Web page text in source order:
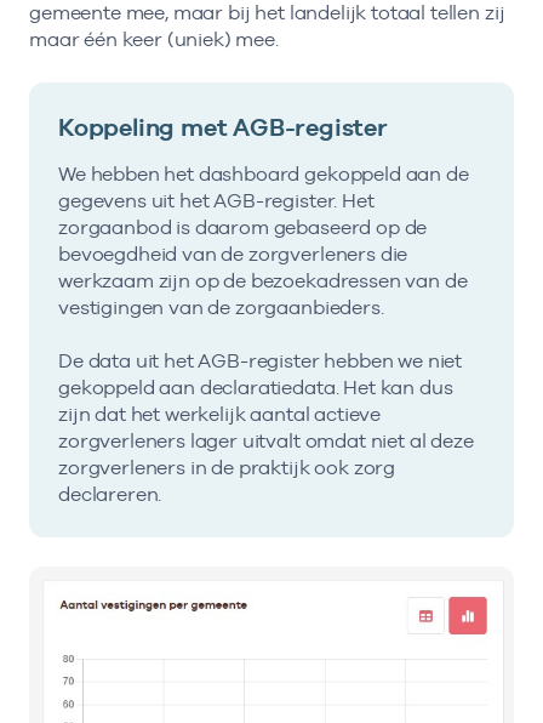
gemeente mee, maar bij het landelijk totaal tellen zij
maar één keer (uniek) mee.
Koppeling met AGB-register
We hebben het dashboard gekoppeld aan de
gegevens uit het AGB-register. Het
zorgaanbod is daarom gebaseerd op de
bevoegdheid van de zorgverleners die
werkzaam zijn op de bezoekadressen van de
vestigingen van de zorgaanbieders.
De data uit het AGB-register hebben we niet
gekoppeld aan declaratiedata. Het kan dus
zijn dat het werkelijk aantal actieve
zorgverleners lager uitvalt omdat niet al deze
zorgverleners in de praktijk ook zorg
declareren.